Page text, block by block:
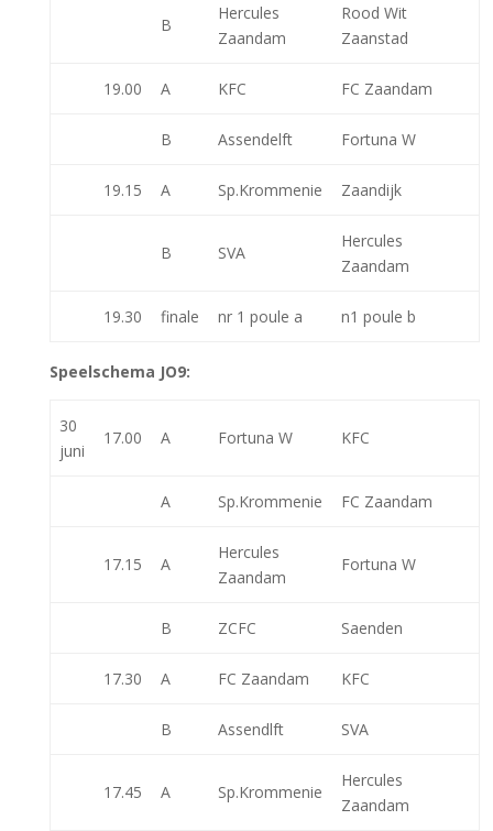
B
Hercules
Zaandam
Rood Wit
Zaanstad
19.00 A KFC FC Zaandam
B Assendelft Fortuna W
19.15 A Sp.Krommenie Zaandijk
B SVA
Hercules
Zaandam
19.30 finale nr 1 poule a n1 poule b
Speelschema JO9:
30
juni
17.00 A Fortuna W KFC
A Sp.Krommenie FC Zaandam
17.15 A
Hercules
Zaandam
Fortuna W
B ZCFC Saenden
17.30 A FC Zaandam KFC
B Assendlft SVA
17.45 A Sp.Krommenie
Hercules
Zaandam